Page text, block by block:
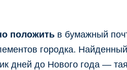
положить в бумажный
городка.
дней до Нового года —